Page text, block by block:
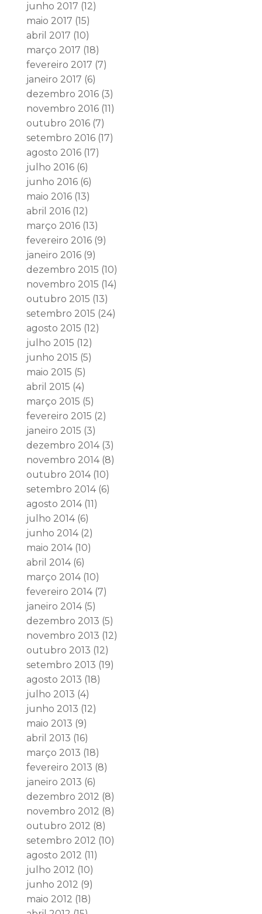
junho 2017 (12)
maio 2017 (15)
abril 2017 (10)
março 2017 (18)
fevereiro 2017 (7)
janeiro 2017 (6)
dezembro 2016(3)
novembro 2016(11)
outubro 2016(7)
setembro 2016(17)
agosto 2016(17)
julho 2016(6)
junho 2016(6)
maio 2016(13)
abril 2016(12)
março 2016(13)
fevereiro 2016(9)
janeiro 2016(9)
dezembro 2015 (10)
novembro 2015 (14)
outubro 2015 (13)
setembro 2015 (24)
agosto 2015 (12)
julho 2015 (12)
junho 2015 (5)
maio 2015 (5)
abril 2015 (4)
março 2015 (5)
fevereiro 2015 (2)
janeiro 2015 (3)
dezembro 2014(3)
novembro 2014(8)
outubro 2014(10)
setembro 2014(6)
agosto 2014(11)
julho 2014(6)
junho 2014(2)
maio 2014(10)
abril 2014(6)
março 2014(10)
fevereiro 2014(7)
janeiro 2014(5)
dezembro 2013 (5)
novembro 2013 (12)
outubro 2013 (12)
setembro 2013 (19)
agosto 2013 (18)
julho 2013 (4)
junho 2013 (12)
maio 2013 (9)
abril 2013 (16)
março 2013 (18)
fevereiro 2013 (8)
janeiro 2013 (6)
dezembro 2012 (8)
novembro 2012 (8)
outubro 2012 (8)
setembro 2012 (10)
agosto 2012 (11)
julho 2012 (10)
junho 2012 (9)
maio 2012 (18)